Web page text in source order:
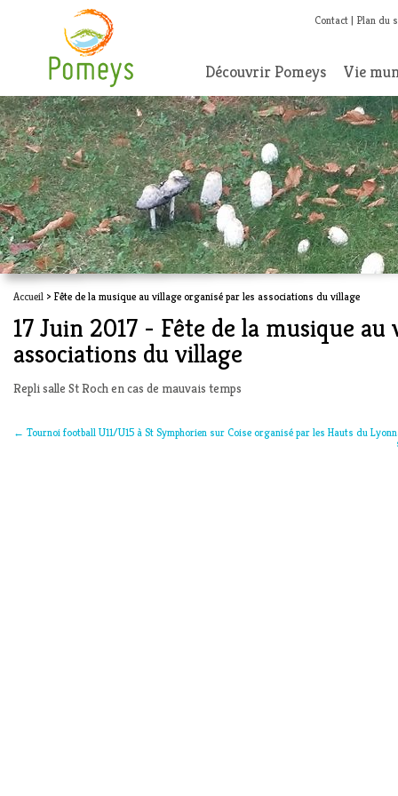
Contact Plan du
Découvrir Pomeys Vie
Accueil > Fête de la musique au village organisé par les associations du village
17 Juin 2017 - Fête de la musique
associations du village
Repli salle St Roch en cas de mauvais temps
← Tournoi football U11/U15 à St Symphorien sur Coise organisé par les Hauts du